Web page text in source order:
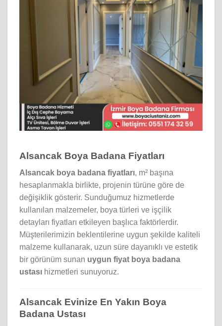
Alsancak Boya Badana Fiyatları
Alsancak boya badana fiyatları, m² başına
hesaplanmakla birlikte, projenin türüne göre de
değişiklik gösterir. Sunduğumuz hizmetlerde
kullanılan malzemeler, boya türleri ve işçilik
detayları fiyatları etkileyen başlıca faktörlerdir.
Müşterilerimizin beklentilerine uygun şekilde kaliteli
malzeme kullanarak, uzun süre dayanıklı ve estetik
bir görünüm sunan uygun fiyat boya badana
ustası hizmetleri sunuyoruz.
Alsancak Evinize En Yakın Boya
Badana Ustası